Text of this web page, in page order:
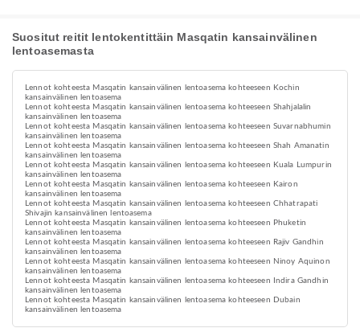
Suositut reitit lentokentittäin Masqatin kansainvälinen
lentoasemasta
Lennot kohteesta Masqatin kansainvälinen lentoasema kohteeseen Kochin
kansainvälinen lentoasema
Lennot kohteesta Masqatin kansainvälinen lentoasema kohteeseen Shahjalalin
kansainvälinen lentoasema
Lennot kohteesta Masqatin kansainvälinen lentoasema kohteeseen Suvarnabhumin
kansainvälinen lentoasema
Lennot kohteesta Masqatin kansainvälinen lentoasema kohteeseen Shah Amanatin
kansainvälinen lentoasema
Lennot kohteesta Masqatin kansainvälinen lentoasema kohteeseen Kuala Lumpurin
kansainvälinen lentoasema
Lennot kohteesta Masqatin kansainvälinen lentoasema kohteeseen Kairon
kansainvälinen lentoasema
Lennot kohteesta Masqatin kansainvälinen lentoasema kohteeseen Chhatrapati
Shivajin kansainvälinen lentoasema
Lennot kohteesta Masqatin kansainvälinen lentoasema kohteeseen Phuketin
kansainvälinen lentoasema
Lennot kohteesta Masqatin kansainvälinen lentoasema kohteeseen Rajiv Gandhin
kansainvälinen lentoasema
Lennot kohteesta Masqatin kansainvälinen lentoasema kohteeseen Ninoy Aquinon
kansainvälinen lentoasema
Lennot kohteesta Masqatin kansainvälinen lentoasema kohteeseen Indira Gandhin
kansainvälinen lentoasema
Lennot kohteesta Masqatin kansainvälinen lentoasema kohteeseen Dubain
kansainvälinen lentoasema